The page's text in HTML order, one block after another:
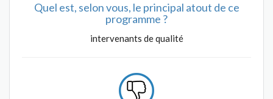
Quel est, selon vous, le principal atout de ce
programme ?
intervenants de qualité